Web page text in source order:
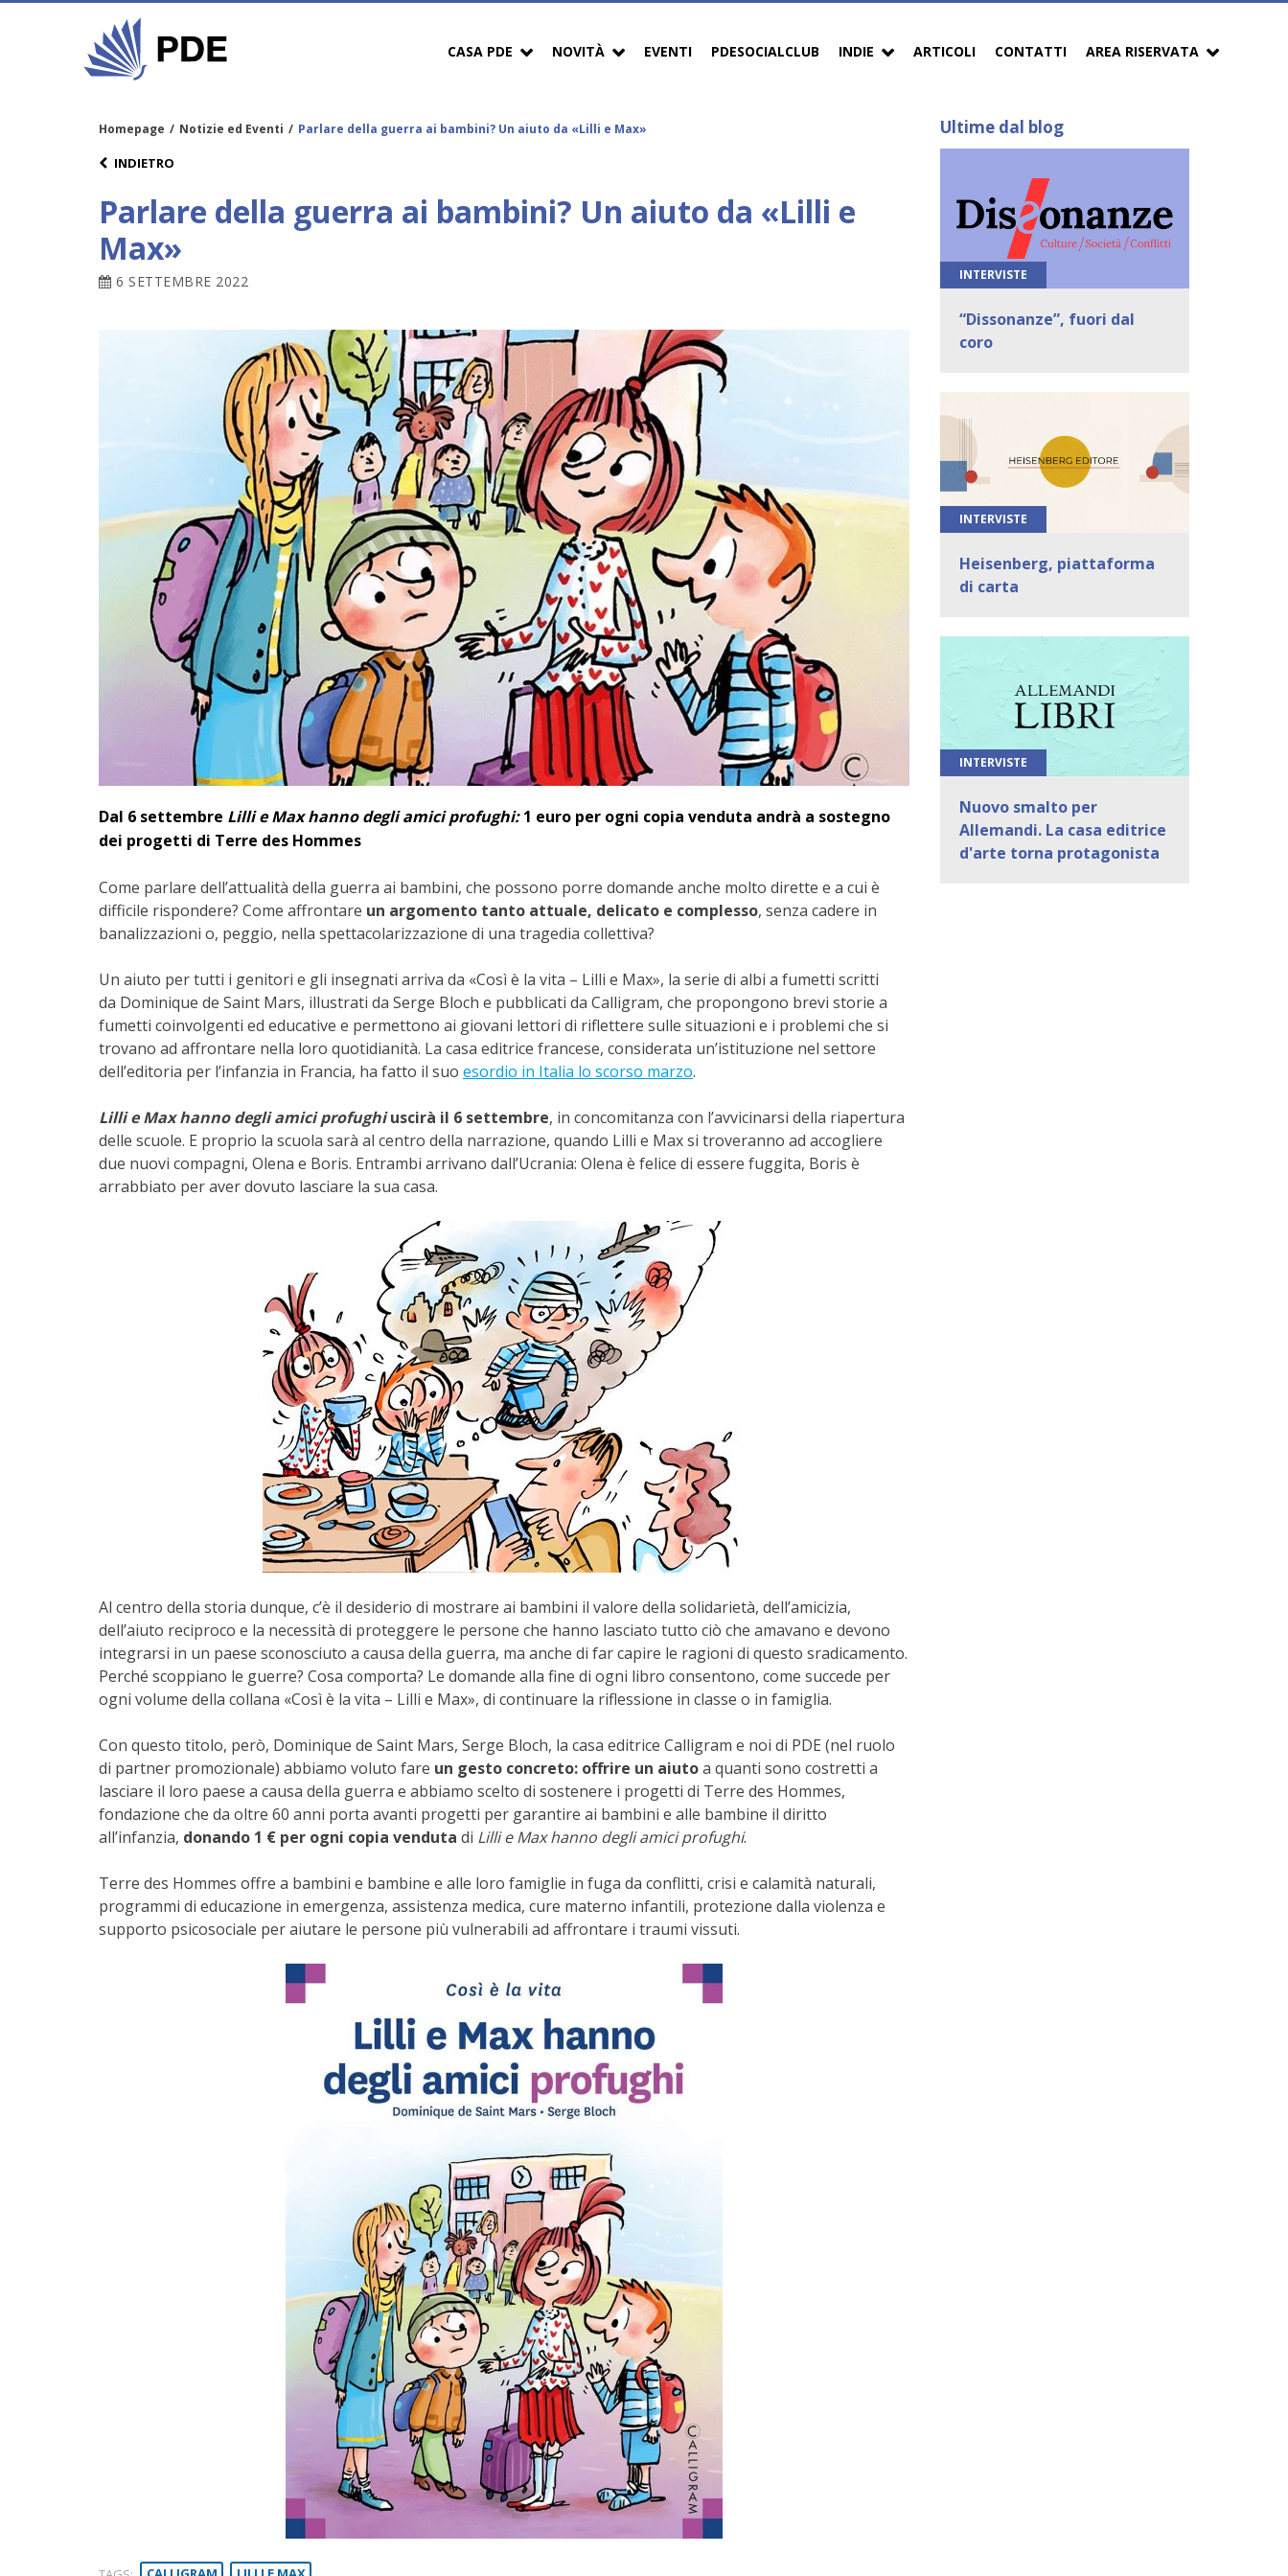
CASA PDE NOVITÀ EVENTI PDESOCIALCLUB INDIE ARTICOLI CONTATTI AREA RISERVATA
Homepage / Notizie ed Eventi / Parlare della guerra ai bambini? Un aiuto da «Lilli e Max»
INDIETRO
Parlare della guerra ai bambini? Un aiuto da «Lilli e
Max»
6 SETTEMBRE 2022
Dal 6 settembre Lilli e Max hanno degli amici profughi:1 euro per ogni copia venduta andrà a sostegno
dei progetti di Terre des Hommes
Come parlare dell’attualità della guerra ai bambini, che possono porre domande anche molto dirette e a cui è
difficile rispondere? Come affrontare un argomento tanto attuale, delicato e complesso, senza cadere in
banalizzazioni o, peggio, nella spettacolarizzazione di una tragedia collettiva?
Un aiuto per tutti i genitori e gli insegnati arriva da «Così è la vita – Lilli e Max», la serie di albi a fumetti scritti
da Dominique de Saint Mars, illustrati da Serge Bloch e pubblicati da Calligram, che propongono brevi storie a
fumetti coinvolgenti ed educative e permettono ai giovani lettori di riflettere sulle situazioni e i problemi che si
trovano ad affrontare nella loro quotidianità. La casa editrice francese, considerata un’istituzione nel settore
dell’editoria per l’infanzia in Francia, ha fatto il suo esordio in Italia lo scorso marzo.
Lilli e Max hanno degli amici profughiuscirà il 6 settembre, in concomitanza con l’avvicinarsi della riapertura
delle scuole. E proprio la scuola sarà al centro della narrazione, quando Lilli e Max si troveranno ad accogliere
due nuovi compagni, Olena e Boris. Entrambi arrivano dall’Ucrania: Olena è felice di essere fuggita, Boris è
arrabbiato per aver dovuto lasciare la sua casa.
Al centro della storia dunque, c’è il desiderio di mostrare ai bambini il valore della solidarietà, dell’amicizia,
dell’aiuto reciproco e la necessità di proteggere le persone che hanno lasciato tutto ciò che amavano e devono
integrarsi in un paese sconosciuto a causa della guerra, ma anche di far capire le ragioni di questo sradicamento.
Perché scoppiano le guerre? Cosa comporta? Le domande alla fine di ogni libro consentono, come succede per
ogni volume della collana «Così è la vita – Lilli e Max», di continuare la riflessione in classe o in famiglia.
Con questo titolo, però, Dominique de Saint Mars, Serge Bloch, la casa editrice Calligram e noi di PDE (nel ruolo
di partner promozionale) abbiamo voluto fare un gesto concreto: offrire un aiutoa quanti sono costretti a
lasciare il loro paese a causa della guerra e abbiamo scelto di sostenere i progetti di Terre des Hommes,
fondazione che da oltre 60 anni porta avanti progetti per garantire ai bambini e alle bambine il diritto
all’infanzia, donando 1 € per ogni copia venduta di Lilli e Max hanno degli amici profughi.
Terre des Hommes offre a bambini e bambine e alle loro famiglie in fuga da conflitti, crisi e calamità naturali,
programmi di educazione in emergenza, assistenza medica, cure materno infantili, protezione dalla violenza e
supporto psicosociale per aiutare le persone più vulnerabili ad affrontare i traumi vissuti.
Ultime dal blog
INTERVISTE
“Dissonanze”, fuori dal
coro
INTERVISTE
Heisenberg, piattaforma
di carta
INTERVISTE
Nuovo smalto per
Allemandi. La casa editrice
d'arte torna protagonista